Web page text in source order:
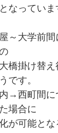
なっていま
～大学前
橋掛け替
です。
→西町間に
場合に
が可能と